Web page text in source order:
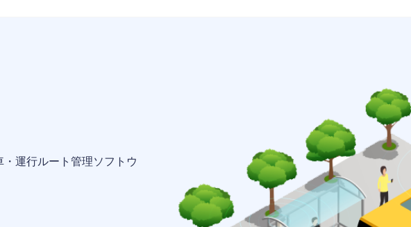
運行ルート管理ソフトウ